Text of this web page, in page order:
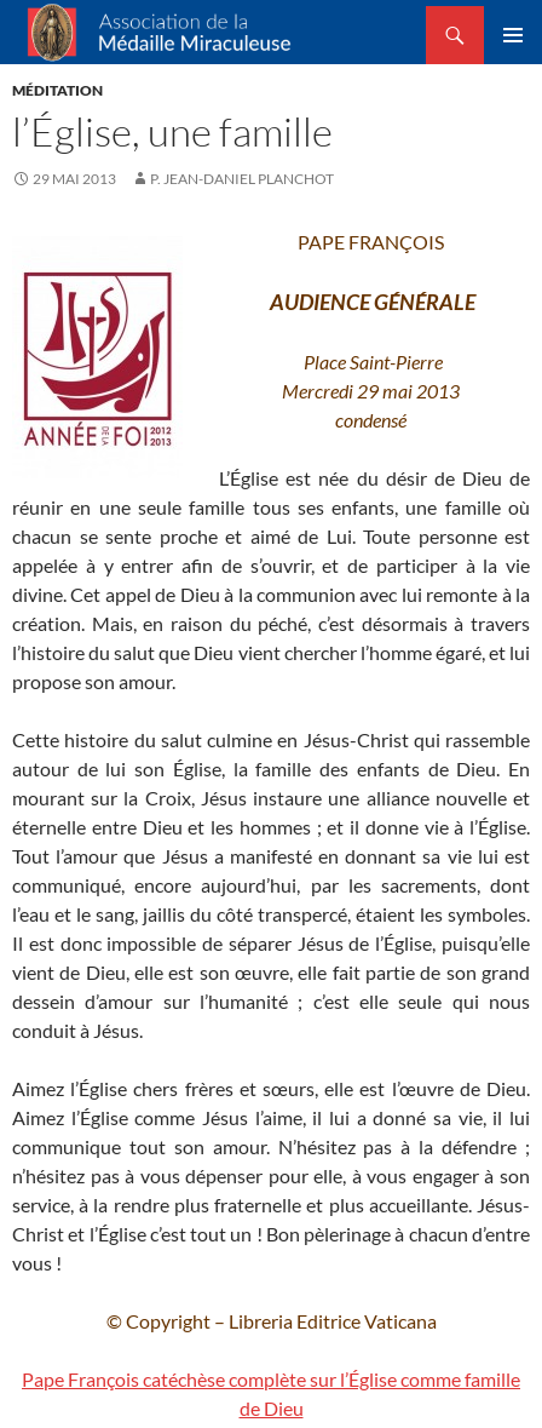
Association de la Médaille Miraculeuse
Recherche
ALLER
AU
MÉDITATION
l’Église, une famille
29 MAI 2013 P. JEAN-DANIEL PLANCHOT
PAPE FRANÇOIS
AUDIENCE GÉNÉRALE
Place Saint-Pierre
Mercredi 29 mai 2013
condensé
L’Église est née du désir de Dieu de
réunir en une seule famille tous ses enfants, une famille où
chacun se sente proche et aimé de Lui. Toute personne est
appelée à y entrer afin de s’ouvrir, et de participer à la vie
divine. Cet appel de Dieu à la communion avec lui remonte à la
création. Mais, en raison du péché, c’est désormais à travers
l’histoire du salut que Dieu vient chercher l’homme égaré, et lui
propose son amour.
Cette histoire du salut culmine en Jésus-Christ qui rassemble
autour de lui son Église, la famille des enfants de Dieu. En
mourant sur la Croix, Jésus instaure une alliance nouvelle et
éternelle entre Dieu et les hommes ; et il donne vie à l’Église.
Tout l’amour que Jésus a manifesté en donnant sa vie lui est
communiqué, encore aujourd’hui, par les sacrements, dont
l’eau et le sang, jaillis du côté transpercé, étaient les symboles.
Il est donc impossible de séparer Jésus de l’Église, puisqu’elle
vient de Dieu, elle est son œuvre, elle fait partie de son grand
dessein d’amour sur l’humanité ; c’est elle seule qui nous
conduit à Jésus.
Aimez l’Église chers frères et sœurs, elle est l’œuvre de Dieu.
Aimez l’Église comme Jésus l’aime, il lui a donné sa vie, il lui
communique tout son amour. N’hésitez pas à la défendre ;
n’hésitez pas à vous dépenser pour elle, à vous engager à son
service, à la rendre plus fraternelle et plus accueillante. Jésus-
Christ et l’Église c’est tout un ! Bon pèlerinage à chacun d’entre
vous !
© Copyright – Libreria Editrice Vaticana
Pape François catéchèse complète sur l’Église comme famille
de Dieu